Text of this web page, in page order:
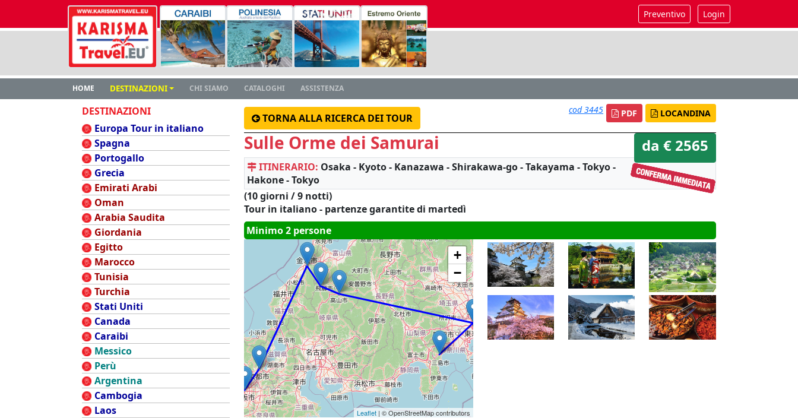
Preventivo Login
HOME DESTINAZIONI CHI SIAMO CATALOGHI ASSISTENZA
DESTINAZIONI
Europa Tour in italiano
Spagna
Portogallo
Grecia
Emirati Arabi
Oman
Arabia Saudita
Giordania
Egitto
Marocco
Tunisia
Turchia
Stati Uniti
Canada
Caraibi
Messico
Perù
Argentina
Cambogia
Laos
LOCANDINA
PDF
cod 3445
TORNA ALLA RICERCA DEI TOUR
da € 2565
Sulle Orme dei Samurai
ITINERARIO: Osaka - Kyoto - Kanazawa - Shirakawa-go - Takayama - Tokyo -
Hakone - Tokyo
(10 giorni / 9 notti)
Tour in italiano - partenze garantite di martedì
Minimo 2 persone
+
−
Leaflet| © OpenStreetMap contributors